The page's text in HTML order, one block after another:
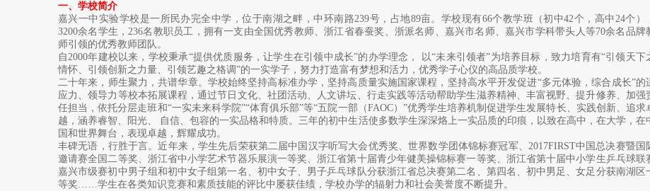
一、学校简介
嘉兴一中实验学校是一所民办完全中学，位于南湖之畔，中环南路239号，占地89亩。学校现有66个教学班（初中42个，高中24个）
3200余名学生，236名教职员工，拥有一支由全国优秀教师、浙江省春蚕奖、浙派名师、嘉兴市名师、嘉兴市学科带头人等70余名品牌
师引领的优秀教师团队。
自2000年建校以来，学校秉承“提供优质服务，让学生在引领中成长”的办学理念， 以“未来引领者”为培养目标，致力培育有“引领天下
情怀、引领创新之力量、引领艺趣之格调”的一实学子，努力打造富有梦想和活力，优秀学子心仪的高品质学校。
二十年来，师生聚力，共谱华章。学校始终坚持高标准办学，坚持高质量实施国家课程，坚持高水平开发促进“多元体验，综合成长”的
应力、领导力等校本拓展课程，通过节日文化、社团活动、人文讲坛、行走实践等活动帮助学生滋养精神、丰富视野、提升修养、加强
任担当，依托分层走班和“一实未来科学院”“体育俱乐部”等“五院一部（FAOC）”优秀学生培养机制促进学生发展特长、实践创新、追求
越，涵养睿智、阳光、 自信、包容的一实品格和特质。三年的初中生活使多数学生深深烙上一实品质的印痕，以致在高中，在大学，在
国和世界舞台，表现卓越，辉耀成功。
丰碑无语，行胜于言。近年来，学生先后荣获第二届中国汉字听写大会优秀奖、世界数学团体锦标赛冠军、2017FIRST中国总决赛暨国
邀请赛全国二等奖、浙江省中小学艺术节器乐展演一等奖、浙江省第十届青少年健美操锦标赛一等奖、浙江省第十届中小学生乒乓球联
嘉兴市级赛初中男子组和初中女子组第一名、初中女子、男子乒乓球队分获浙江省总决赛第二名、第四名、初中男足、女足分获南湖区
等奖……学生在各类知识竞赛和素质技能的评比中屡获佳绩，学校办学的辐射力和社会美誉度不断提升。